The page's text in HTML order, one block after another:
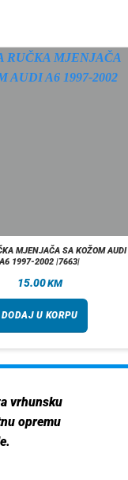
MJENJAČA SA KOŽOM AUDI
A6 1997-2002 |7663|
15.00KM
DODAJ U KORPU
vrhunsku
opremu